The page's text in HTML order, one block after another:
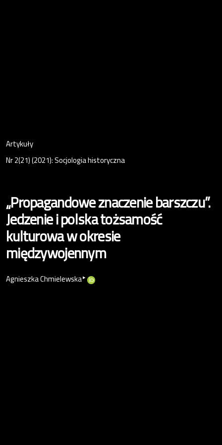
Artykuły
Nr 2(21) (2021): Socjologia historyczna
„Propagandowe znaczenie barszczu”.
Jedzenie i polska tożsamość
kulturowa w okresie
międzywojennym
Agnieszka Chmielewska▸